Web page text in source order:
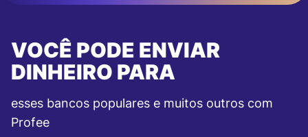
VOCÊ PODE ENVIAR
DINHEIRO PARA
esses bancos populares e muitos outros com
Profee